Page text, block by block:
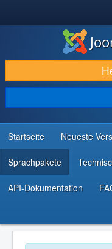
DOWNLOAD & ERWEITERN
ENTDECKEN & LERNEN
COMMUNITY & SUPPORT
RESSOURCEN FÜR
Startseite Neueste
Sprachpakete
API-Dokumentation